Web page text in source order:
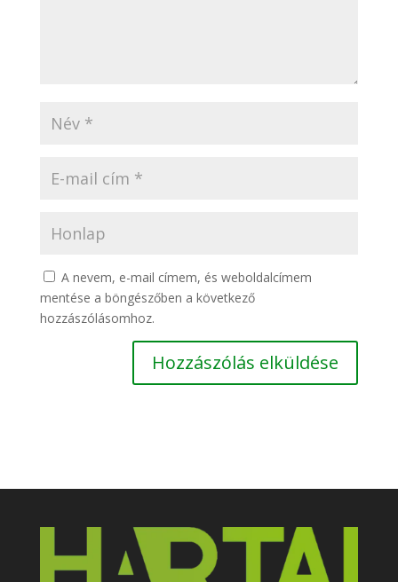
A nevem, e-mail címem, és weboldalcímem
mentése a böngészőben a következő
hozzászólásomhoz.